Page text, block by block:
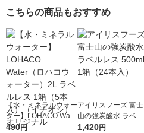
こちらの商品もおすすめ
【水・ミネラルウォー
ター】LOHACO Wate
r（ロハコウォータ
490円
アイリスフーズ 富士
山の強炭酸水 ラベル
レス 500ml 1箱（24
1,420円